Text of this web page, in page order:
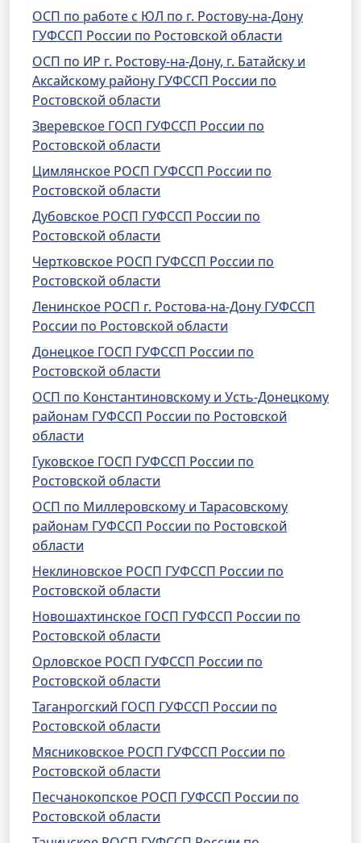
ОСП по работе с ЮЛ по г. Ростову-на-Дону
ГУФССП России по Ростовской области
ОСП по ИР г. Ростову-на-Дону, г. Батайску и
Аксайскому району ГУФССП России по
Ростовской области
Зверевское ГОСП ГУФССП России по
Ростовской области
Цимлянское РОСП ГУФССП России по
Ростовской области
Дубовское РОСП ГУФССП России по
Ростовской области
Чертковское РОСП ГУФССП России по
Ростовской области
Ленинское РОСП г. Ростова-на-Дону ГУФССП
России по Ростовской области
Донецкое ГОСП ГУФССП России по
Ростовской области
ОСП по Константиновскому и Усть-Донецкому
районам ГУФССП России по Ростовской
области
Гуковское ГОСП ГУФССП России по
Ростовской области
ОСП по Миллеровскому и Тарасовскому
районам ГУФССП России по Ростовской
области
Неклиновское РОСП ГУФССП России по
Ростовской области
Новошахтинское ГОСП ГУФССП России по
Ростовской области
Орловское РОСП ГУФССП России по
Ростовской области
Таганрогский ГОСП ГУФССП России по
Ростовской области
Мясниковское РОСП ГУФССП России по
Ростовской области
Песчанокопское РОСП ГУФССП России по
Ростовской области